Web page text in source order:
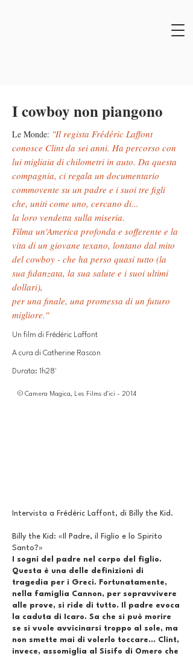
I cowboy non piangono
Le Monde: "Il regista Frédéric Laffont
conosce Clint da sei anni. Ha percorso con
lui migliaia di chilometri in auto. Da questa
compagnia, ci regala un documentario
commovente su un padre e i suoi tre figli
che, uniti come uno, cercano di...
la loro vendetta sulla miseria.
Filma un'America profonda e sofferente e la
vita di un giovane texano, lontano dal mito
del cowboy - che ha perso quasi tutto (la
sua fidanzata, la sua salute e i suoi ultimi
dollari),
per una finale, una promessa di un futuro
migliore."
Un film di Frédéric Laffont
A cura di Catherine Rascon
Durata: 1h28'
© Camera Magica, Les Films d'ici - 2014
Intervista a Frédéric Laffont, di Billy the Kid.
Billy the Kid: «Il Padre, il Figlio e lo Spirito
Santo?»
I sogni del padre nel corpo del figlio.
Questa è una delle definizioni di
tragedia per i Greci. Fortunatamente,
nella famiglia Cannon, per sopravvivere
alle prove, si ride di tutto. Il padre evoca
la caduta di Icaro. Sa che si può morire
se si vuole avvicinarsi troppo al sole, ma
non smette mai di volerlo toccare... Clint,
invece, assomiglia al Sisifo di Omero che